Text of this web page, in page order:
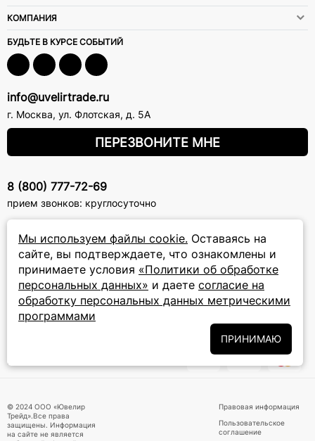
Мы используем файлы cookie. Оставаясь на
сайте, вы подтверждаете, что ознакомлены и
принимаете условия «Политики об обработке
персональных данных» и даете согласие на
обработку персональных данных метрическими
программами
ПРИНИМАЮ
КОМПАНИЯ
БУДЬТЕ В КУРСЕ СОБЫТИЙ
info@uvelirtrade.ru
г. Москва, ул. Флотская, д. 5А
ПЕРЕЗВОНИТЕ МНЕ
8 (800) 777-72-69
прием звонков: круглосуточно
ПОДПИСКА НА РАССЫЛКУ
Подписаться на новости
Подписываясь на рассылку, вы соглашаетесь с условиямиПолитики
обработки персональных данных и даёте своё согласие на их
обработку
ПРИНИМАЕМ К ОПЛАТЕ
© 2024 ООО «Ювелир
Трейд».Все права
защищены. Информация
на сайте не является
Правовая информация
Пользовательское
соглашение